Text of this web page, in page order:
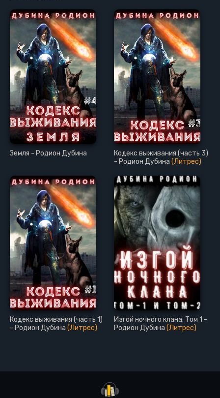
Земля - Родион Дубина
Кодекс выживания (часть 3)
- Родион Дубина (Литрес)
Кодекс выживания (часть 1)
- Родион Дубина (Литрес)
Изгой ночного клана. Том 1 -
Родион Дубина (Литрес)